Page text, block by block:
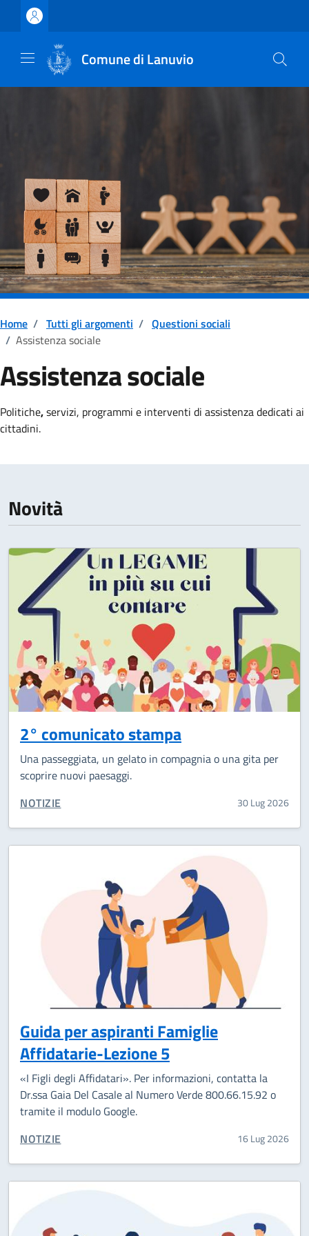
Vai ai contenuti
Vai al footer
Comune di Lanuvio
Home / Tutti gli argomenti / Questioni sociali
/ Assistenza sociale
Assistenza sociale
Dettagli della notizia
Politiche,servizi, programmi e interventi di assistenza dedicati ai
cittadini.
Novità
2° comunicato stampa
Una passeggiata, un gelato in compagnia o una gita per
scoprire nuovi paesaggi.
CATEGORIA CORRELATA:
NOTIZIE 30 Lug 2026
Guida per aspiranti Famiglie
Affidatarie-Lezione 5
«I Figli degli Affidatari». Per informazioni, contatta la
Dr.ssa Gaia Del Casale al Numero Verde 800.66.15.92 o
tramite il modulo Google.
CATEGORIA CORRELATA:
NOTIZIE 16 Lug 2026